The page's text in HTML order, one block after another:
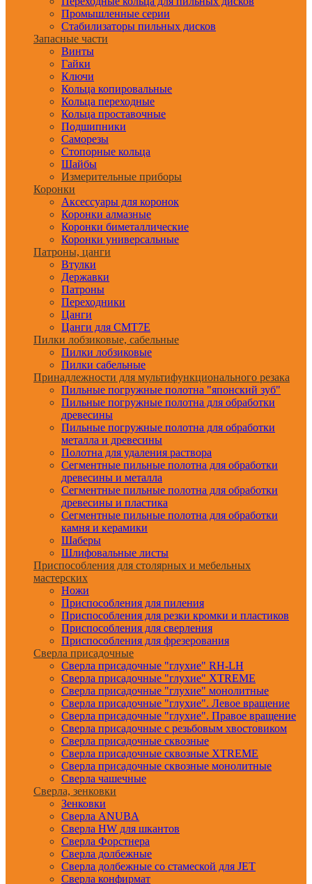
Промышленные серии
Стабилизаторы пильных дисков
Запасные части
Винты
Гайки
Ключи
Кольца копировальные
Кольца переходные
Кольца проставочные
Подшипники
Саморезы
Стопорные кольца
Шайбы
Измерительные приборы
Коронки
Аксессуары для коронок
Коронки алмазные
Коронки биметаллические
Коронки универсальные
Патроны, цанги
Втулки
Державки
Патроны
Переходники
Цанги
Цанги для CMT7E
Пилки лобзиковые, сабельные
Пилки лобзиковые
Пилки сабельные
Принадлежности для мультифункционального резака
Пильные погружные полотна "японский зуб"
Пильные погружные полотна для обработки
древесины
Пильные погружные полотна для обработки
металла и древесины
Полотна для удаления раствора
Сегментные пильные полотна для обработки
древесины и металла
Сегментные пильные полотна для обработки
древесины и пластика
Сегментные пильные полотна для обработки
камня и керамики
Шаберы
Шлифовальные листы
Приспособления для столярных и мебельных
мастерских
Ножи
Приспособления для пиления
Приспособления для резки кромки и пластиков
Приспособления для сверления
Приспособления для фрезерования
Сверла присадочные
Сверла присадочные "глухие" RH-LH
Сверла присадочные "глухие" XTREME
Сверла присадочные "глухие" монолитные
Сверла присадочные "глухие". Левое вращение
Сверла присадочные "глухие". Правое вращение
Сверла присадочные с резьбовым хвостовиком
Сверла присадочные сквозные
Сверла присадочные сквозные XTREME
Сверла присадочные сквозные монолитные
Сверла чашечные
Сверла, зенковки
Зенковки
Сверла ANUBA
Сверла HW для шкантов
Сверла Форстнера
Сверла долбежные
Сверла долбежные со стамеской для JET
Сверла конфирмат